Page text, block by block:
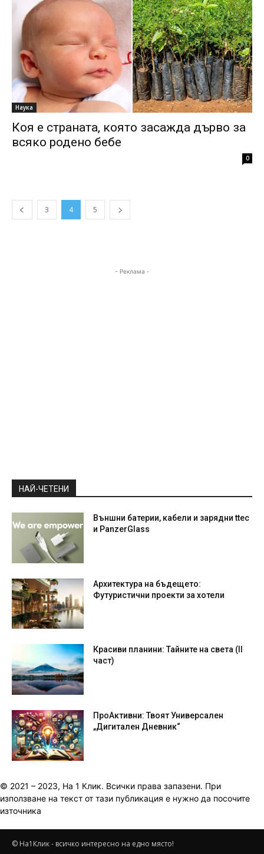
Наука
Коя е страната, която засажда дърво за
всяко родено бебе
0
3 4 5
- Реклама -
НАЙ-ЧЕТЕНИ
Външни батерии, кабели и зарядни ttec
и PanzerGlass
Архитектура на бъдещето:
Футуристични проекти за хотели
Красиви планини: Тайните на света (II
част)
ПроАктивни: Твоят Универсален
„Дигитален Дневник“
© 2021 – 2023, На 1 Клик. Всички права запазени. При
използване на текст от тази публикация е нужно да посочите
източника
© На1Клик - всичко интересно на едно място!